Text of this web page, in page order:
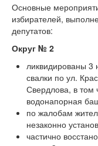
Основные
избирателей,
депутатов:
Округ № 2
ликвидированы 3
свалки по ул.
Свердлова, в том
водонапорная
по жалобам
незаконно
частично